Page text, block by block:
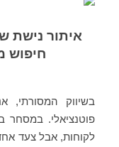
איתור נישת
חיפוש
בשיווק המסורתי,
פוטנציאלי. במסחר
לקוחות, אבל צעד